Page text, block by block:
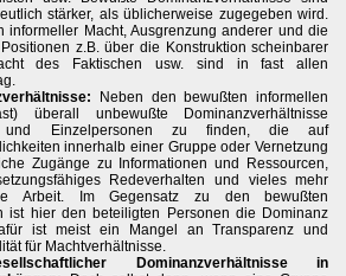
stärker, als üblicherweise zugegeben wird.
informeller Macht, Ausgrenzung anderer und die
z.B. über die Konstruktion scheinbarer
des Faktischen usw. sind in fast allen
Neben den bewußten informellen
überall unbewußte Dominanzverhältnisse
und Einzelpersonen zu finden, die auf
innerhalb einer Gruppe oder Vernetzung
Zugänge zu Informationen und Ressourcen,
Redeverhalten und vieles mehr
Arbeit. Im Gegensatz zu den bewußten
ist hier den beteiligten Personen die Dominanz
ist meist ein Mangel an Transparenz und
für Machtverhältnisse.
Dominanzverhältnisse in